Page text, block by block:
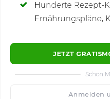
Hunderte Rezept-
Ernährungspläne,
JETZT
Schon
Anmelden
Kommentare
🙂